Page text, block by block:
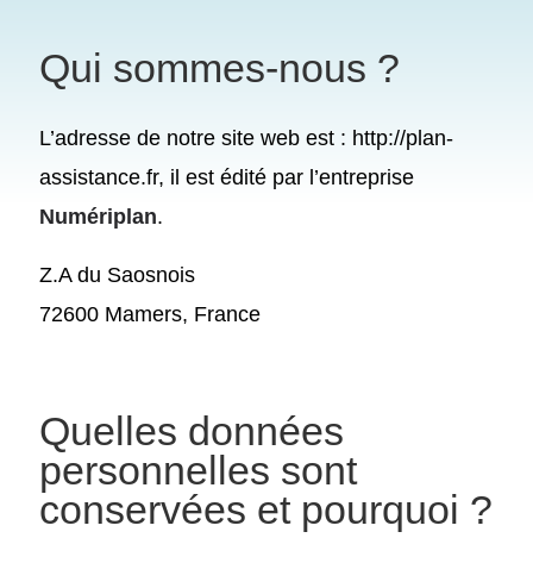
Qui sommes-nous ?
L’adresse de notre site web est : http://plan-
assistance.fr, il est édité par l’entreprise
Numériplan.
Z.A du Saosnois
72600 Mamers, France
Quelles données
personnelles sont
conservées et pourquoi ?